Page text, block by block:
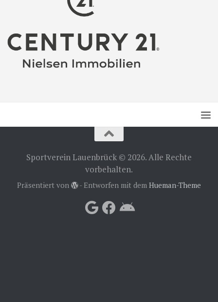
Sportverein Lauenbrück © 2026. Alle Rechte
vorbehalten.
Präsentiert von - Entworfen mit demHueman-Theme